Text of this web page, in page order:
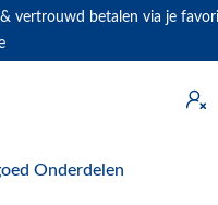
vertrouwd betalen via je
Onderdelen